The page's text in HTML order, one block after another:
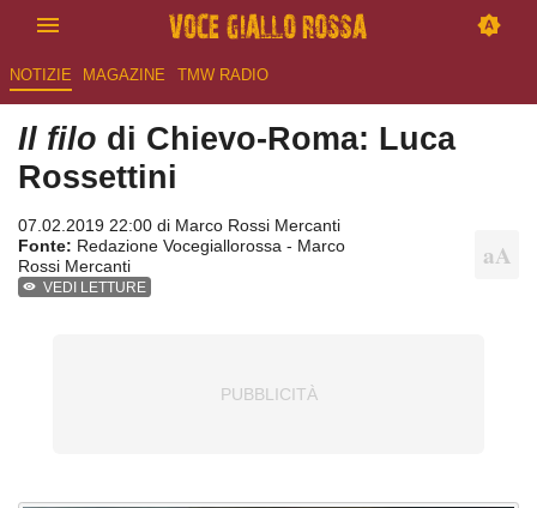
NOTIZIE MAGAZINE TMW RADIO
Il filo di Chievo-Roma: Luca
Rossettini
07.02.2019 22:00 di Marco Rossi Mercanti
Fonte: Redazione Vocegiallorossa - Marco
Rossi Mercanti
VEDI LETTURE